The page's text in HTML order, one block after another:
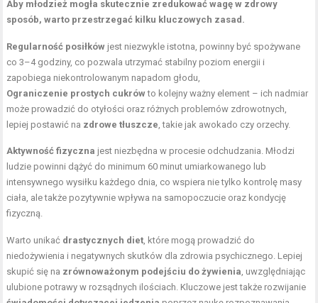
Aby młodzież mogła skutecznie zredukować wagę w zdrowy
sposób, warto przestrzegać kilku kluczowych zasad.
Regularność posiłków jest niezwykle istotna, powinny być spożywane
co 3–4 godziny, co pozwala utrzymać stabilny poziom energii i
zapobiega niekontrolowanym napadom głodu,
Ograniczenie prostych cukrówto kolejny ważny element – ich nadmiar
może prowadzić do otyłości oraz różnych problemów zdrowotnych,
lepiej postawić na zdrowe tłuszcze , takie jak awokado czy orzechy.
Aktywność fizyczna jest niezbędna w procesie odchudzania. Młodzi
ludzie powinni dążyć do minimum 60 minut umiarkowanego lub
intensywnego wysiłku każdego dnia, co wspiera nie tylko kontrolę masy
ciała, ale także pozytywnie wpływa na samopoczucie oraz kondycję
fizyczną.
Warto unikać drastycznych diet , które mogą prowadzić do
niedożywienia i negatywnych skutków dla zdrowia psychicznego. Lepiej
skupić się na zrównoważonym podejściu do żywienia , uwzględniając
ulubione potrawy w rozsądnych ilościach. Kluczowe jest także rozwijanie